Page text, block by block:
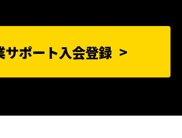
サポート入会登録